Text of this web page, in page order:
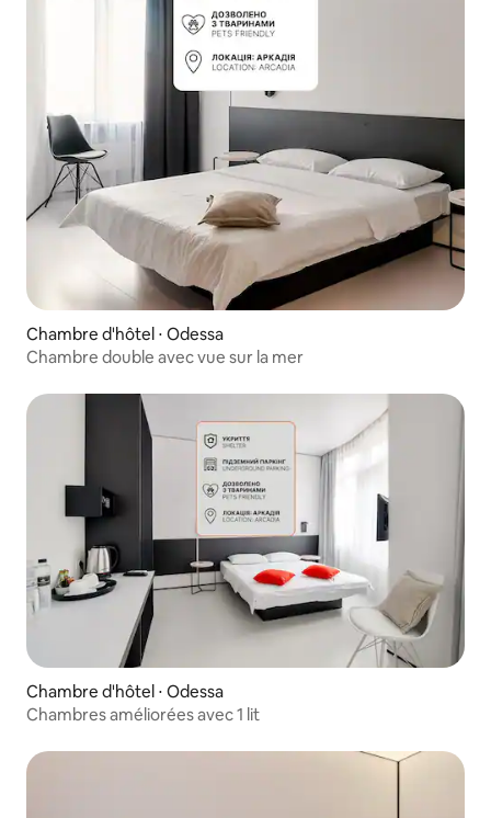
Chambre d'hôtel ⋅ Odessa
Chambre double avec vue sur la mer
Chambre d'hôtel ⋅ Odessa
Chambres améliorées avec 1 lit